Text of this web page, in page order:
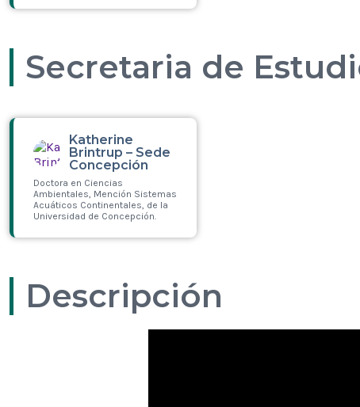
Leer más
Secretaria de
Katherine
Brintrup – Sede
Concepción
Doctora en Ciencias
Ambientales, Mención Sistemas
Acuáticos Continentales, de la
Universidad de Concepción.
Leer más
Descripción